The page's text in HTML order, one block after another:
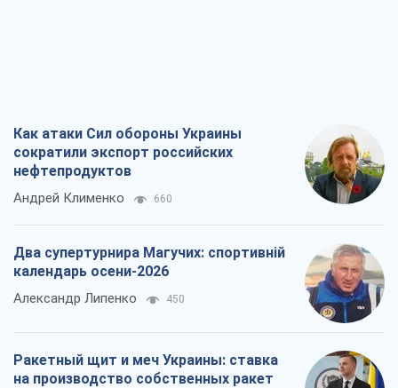
Как атаки Сил обороны Украины
сократили экспорт российских
нефтепродуктов
Андрей Клименко 660
Два супертурнира Магучих: спортивній
календарь осени-2026
Александр Липенко 450
Ракетный щит и меч Украины: ставка
на производство собственных ракет